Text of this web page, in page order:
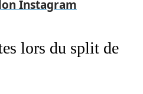
Instagram
lors du split de